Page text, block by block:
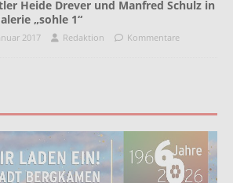
Heide Drever und Manfred Schulz in
„sohle 1“
2017 Redaktion
Kommentare